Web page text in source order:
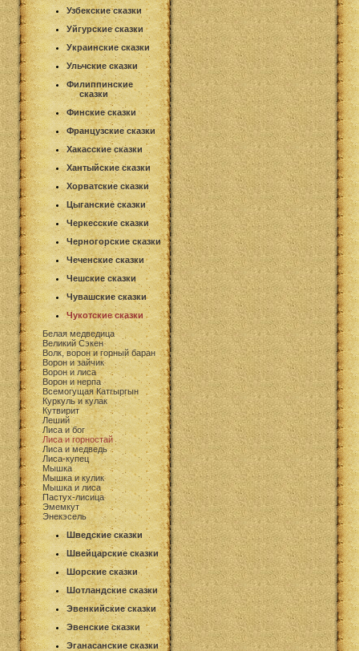
Узбекские сказки
Уйгурские сказки
Украинские сказки
Ульчские сказки
Филиппинские
сказки
Финские сказки
Французские сказки
Хакасские сказки
Хантыйские сказки
Хорватские сказки
Цыганские сказки
Черкесские сказки
Черногорские сказки
Чеченские сказки
Чешские сказки
Чувашские сказки
Чукотские сказки
Белая медведица
Великий Сэкен
Волк, ворон и горный баран
Ворон и зайчик
Ворон и лиса
Ворон и нерпа
Всемогущая Катгыргын
Куркуль и кулак
Кутвирит
Леший
Лиса и бог
Лиса и горностай
Лиса и медведь
Лиса-купец
Мышка
Мышка и кулик
Мышка и лиса
Пастух-лисица
Эмемкут
Энекэсель
Шведские сказки
Швейцарские сказки
Шорские сказки
Шотландские сказки
Эвенкийские сказки
Эвенские сказки
Эганасанские сказки